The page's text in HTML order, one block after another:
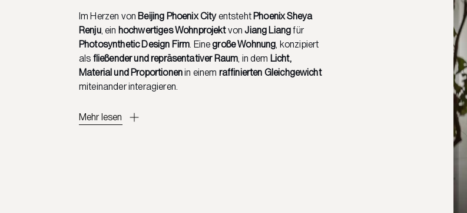
Im Herzen von Beijing Phoenix Cityentsteht Phoenix Sheya
Renju, ein hochwertiges WohnprojektvonJiang Liangfür
Photosynthetic Design Firm. Einegroße Wohnung, konzipiert
als fließender und repräsentativer Raum, in dem Licht,
Material und Proportionenin einem raffinierten Gleichgewicht
miteinander interagieren.
Mehr lesen